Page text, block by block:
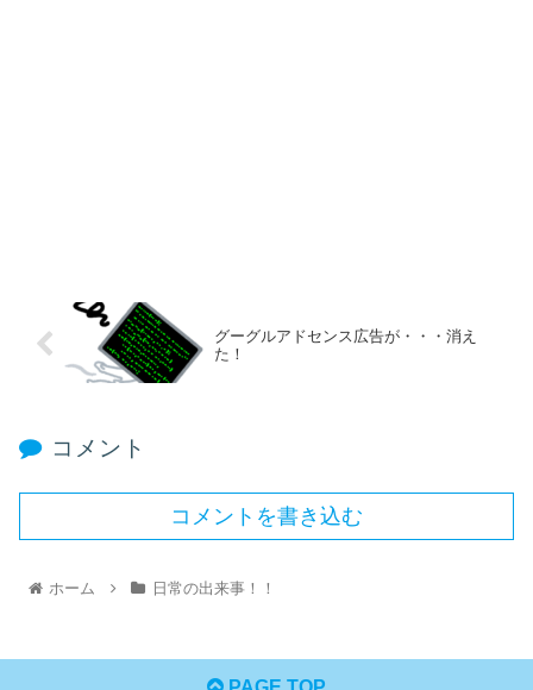
グーグルアドセンス広告が・・・消え
た！
コメント
コメントを書き込む
ホーム 日常の出来事！！